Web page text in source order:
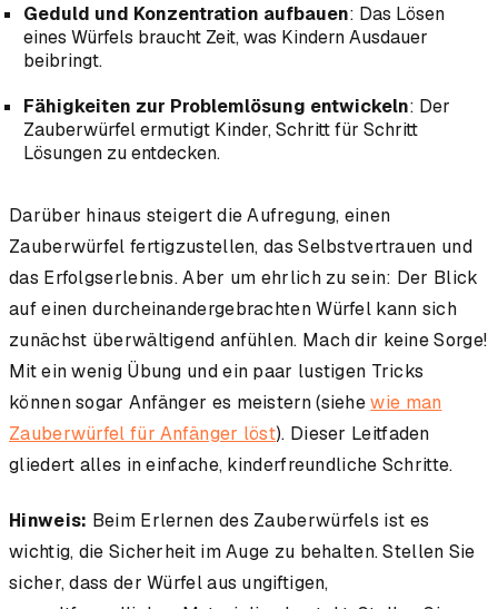
Geduld und Konzentration aufbauen: Das Lösen
eines Würfels braucht Zeit, was Kindern Ausdauer
beibringt.
Fähigkeiten zur Problemlösung entwickeln: Der
Zauberwürfel ermutigt Kinder, Schritt für Schritt
Lösungen zu entdecken.
Darüber hinaus steigert die Aufregung, einen
Zauberwürfel fertigzustellen, das Selbstvertrauen und
das Erfolgserlebnis. Aber um ehrlich zu sein: Der Blick
auf einen durcheinandergebrachten Würfel kann sich
zunächst überwältigend anfühlen. Mach dir keine Sorge!
Mit ein wenig Übung und ein paar lustigen Tricks
können sogar Anfänger es meistern (siehewie man
Zauberwürfel für Anfänger löst). Dieser Leitfaden
gliedert alles in einfache, kinderfreundliche Schritte.
Hinweis: Beim Erlernen des Zauberwürfels ist es
wichtig, die Sicherheit im Auge zu behalten. Stellen Sie
sicher, dass der Würfel aus ungiftigen,